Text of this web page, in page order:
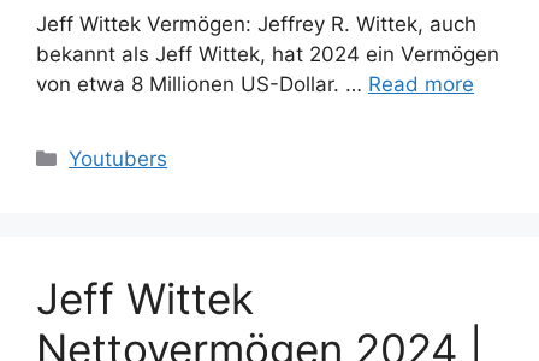
Jeff Wittek Vermögen: Jeffrey R. Wittek, auch
bekannt als Jeff Wittek, hat 2024 ein Vermögen
von etwa 8 Millionen US-Dollar. … Read more
Categories
Youtubers
Jeff Wittek
Nettovermögen 2024 |